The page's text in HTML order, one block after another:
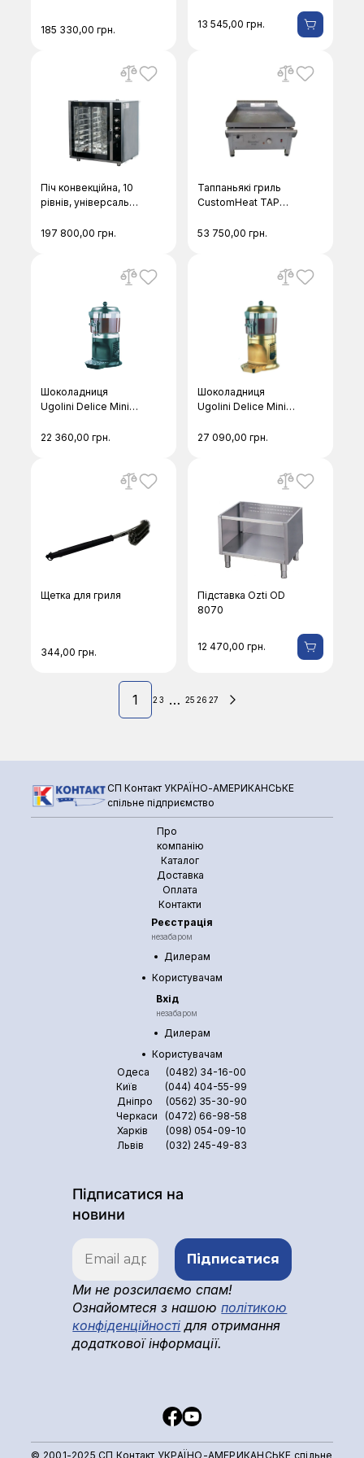
185 330,00грн.
CustomHeat RACK
13 545,00грн.
Піч конвекційна, 10
рівнів, універсальна
104PXНsc
197 800,00грн.
Таппаньякі гриль
CustomHeat TAP
53 750,00грн.
Шоколадниця
Ugolini Delice Mini
22 360,00грн.
Шоколадниця
Ugolini Delice Mini
27 090,00грн.
Щетка для гриля
344,00грн.
Підставка Ozti OD
8070
12 470,00грн.
1 2 3 … 25 26 27
СП Контакт УКРАЇНО-АМЕРИКАНСЬКЕ
спільне підприємство
Про
компанію
Каталог
Доставка
Оплата
Контакти
Реєстрація
незабаром
Дилерам
Користувачам
Вхід
незабаром
Дилерам
Користувачам
Одеса
(0482) 34-16-00
Київ
(044) 404-55-99
Дніпро
(0562) 35-30-90
Черкаси
(0472) 66-98-58
Харків
(098) 054-09-10
Львів
(032) 245-49-83
Підписатися на
новини
Ми не розсилаємо спам!
Ознайомтеся з нашоюполітикою
конфіденційності для отримання
додаткової інформації.
© 2001-2025 СП Контакт УКРАЇНО-АМЕРИКАНСЬКЕ спільне